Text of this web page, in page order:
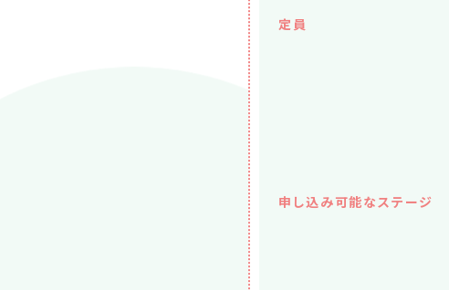
定員
申し込み可能なステージ